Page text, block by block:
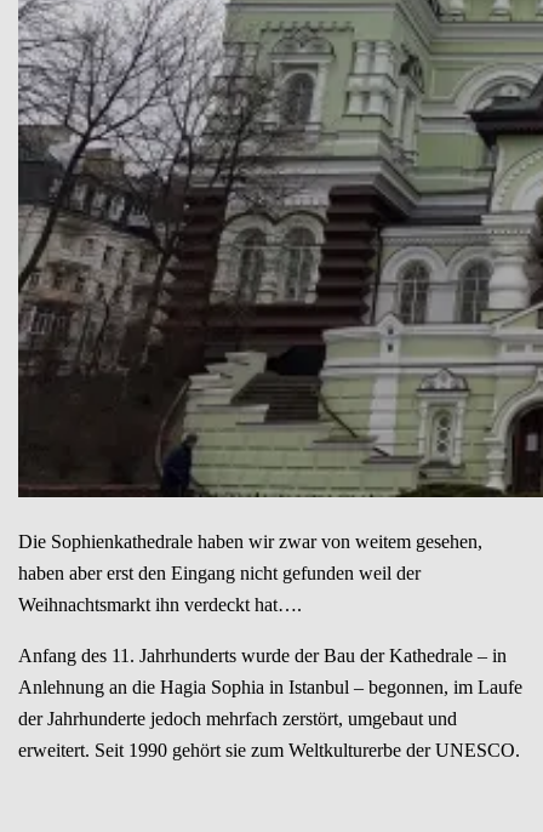
Die Sophienkathedrale haben wir zwar von weitem gesehen,
haben aber erst den Eingang nicht gefunden weil der
Weihnachtsmarkt ihn verdeckt hat….
Anfang des 11. Jahrhunderts wurde der Bau der Kathedrale – in
Anlehnung an die Hagia Sophia in Istanbul – begonnen, im Laufe
der Jahrhunderte jedoch mehrfach zerstört, umgebaut und
erweitert. Seit 1990 gehört sie zum Weltkulturerbe der UNESCO.